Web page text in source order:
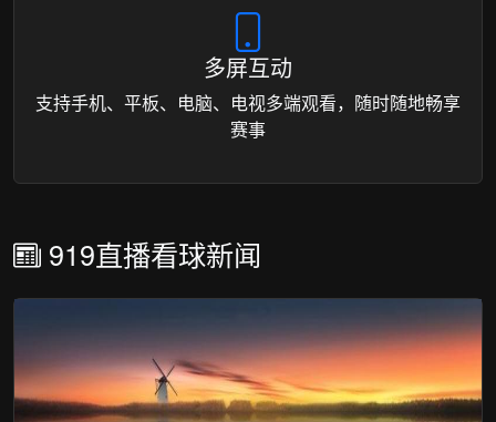
多屏互动
支持手机、平板、电脑、电视多端观看，随时随地畅享
赛事
919直播看球新闻